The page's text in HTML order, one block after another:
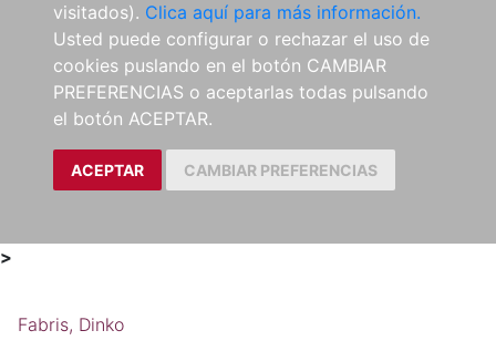
visitados). Clica aquí para más información.
Usted puede configurar o rechazar el uso de
cookies puslando en el botón CAMBIAR
PREFERENCIAS o aceptarlas todas pulsando
el botón ACEPTAR.
ACEPTAR CAMBIAR PREFERENCIAS
>
Fabris, Dinko